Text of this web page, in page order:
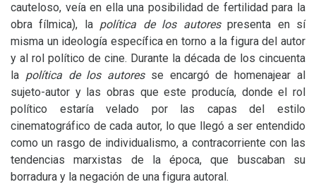
cauteloso, veía en ella una posibilidad de fertilidad para la
obra fílmica), la política de los autorespresenta en sí
misma un ideología específica en torno a la figura del autor
y al rol político de cine. Durante la década de los cincuenta
la política de los autoresse encargó de homenajear al
sujeto-autor y las obras que este producía, donde el rol
político estaría velado por las capas del estilo
cinematográfico de cada autor, lo que llegó a ser entendido
como un rasgo de individualismo, a contracorriente con las
tendencias marxistas de la época, que buscaban su
borradura y la negación de una figura autoral.